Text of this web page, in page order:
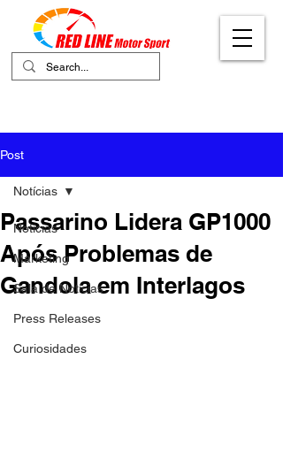
Post
Notícias
Marketing
Sala de Notícias
Press Releases
Curiosidades
Notícias
Passarino Lidera GP1000
Após Problemas de
Gandola em Interlagos